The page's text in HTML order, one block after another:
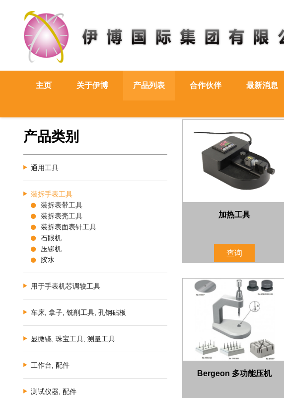
主页 关于伊博 产品列表 合作伙伴 最新消息
产品类别
通用工具
装拆手表工具
装拆表带工具
装拆表壳工具
装拆表面表针工具
石眼机
压铆机
胶水
用于手表机芯调较工具
车床, 拿子, 铣削工具, 孔钢砧板
显微镜, 珠宝工具, 测量工具
工作台, 配件
测试仪器, 配件
加热工具
查询
Bergeon 多功能压机